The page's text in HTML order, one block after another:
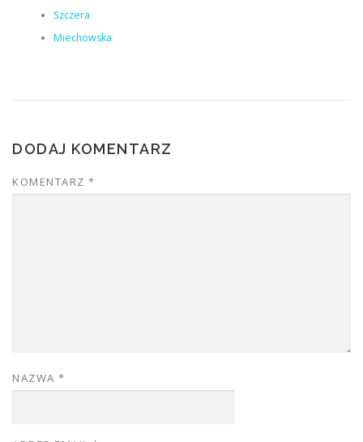
Szczera
Miechowska
DODAJ KOMENTARZ
KOMENTARZ *
NAZWA *